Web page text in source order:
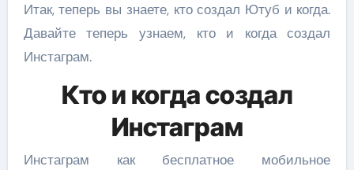
Итак, теперь вы знаете, кто создал Ютуб и когда.
Давайте теперь узнаем, кто и когда создал
Инстаграм.
Кто и когда создал
Инстаграм
Инстаграм как бесплатное мобильное